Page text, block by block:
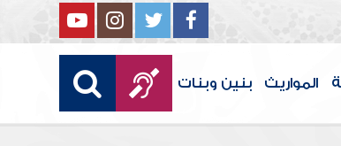
المواريث بنين وبنات